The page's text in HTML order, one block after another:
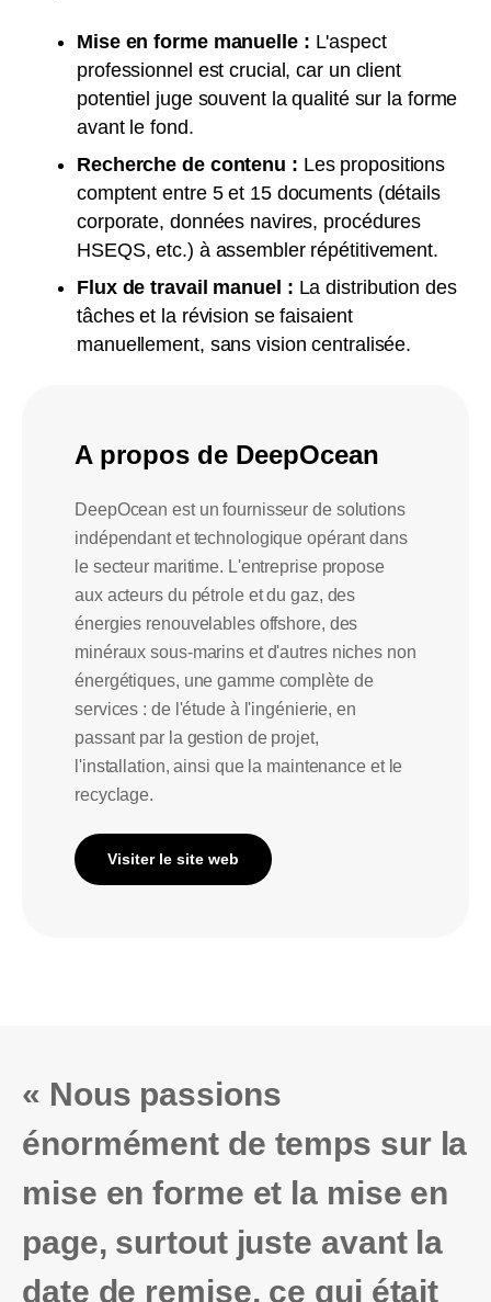
Mise en forme manuelle : L'aspect
professionnel est crucial, car un client
potentiel juge souvent la qualité sur la forme
avant le fond.
Recherche de contenu : Les propositions
comptent entre 5 et 15 documents (détails
corporate, données navires, procédures
HSEQS, etc.) à assembler répétitivement.
Flux de travail manuel : La distribution des
tâches et la révision se faisaient
manuellement, sans vision centralisée.
A propos de DeepOcean
DeepOcean est un fournisseur de solutions
indépendant et technologique opérant dans
le secteur maritime. L'entreprise propose
aux acteurs du pétrole et du gaz, des
énergies renouvelables offshore, des
minéraux sous-marins et d'autres niches non
énergétiques, une gamme complète de
services : de l'étude à l'ingénierie, en
passant par la gestion de projet,
l'installation, ainsi que la maintenance et le
recyclage.
Visiter le site web
« Nous passions
énormément de temps sur la
mise en forme et la mise en
page, surtout juste avant la
date de remise, ce qui était